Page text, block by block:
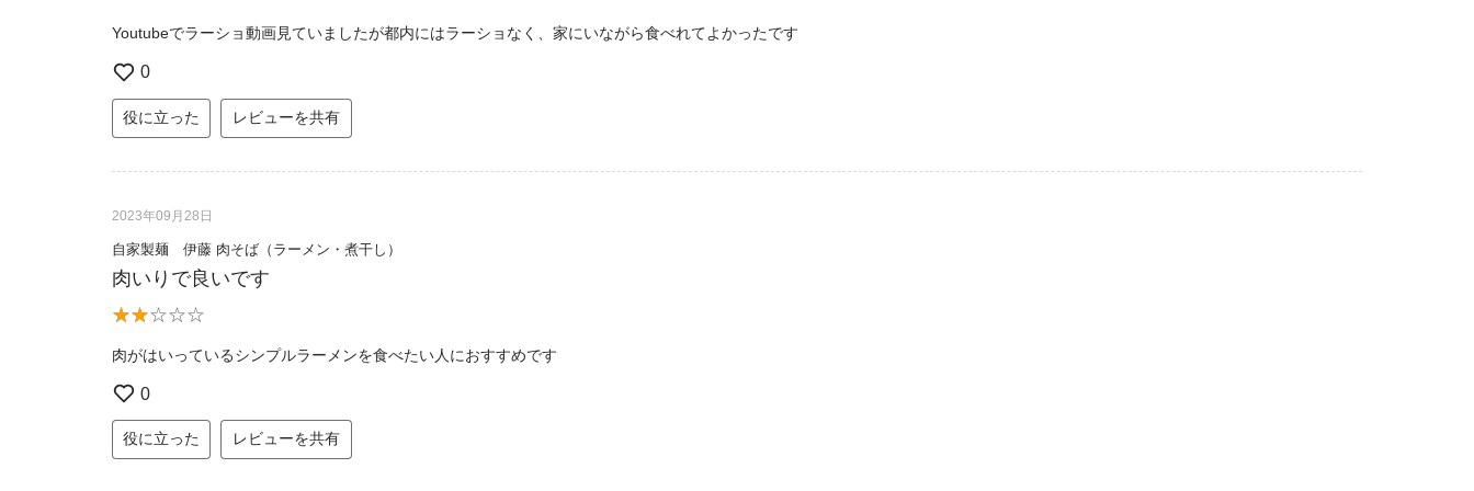
Youtubeでラーショ動画見ていましたが都内にはラーショなく、家にいながら食べれてよかったです
0
役に立った レビューを共有
2023年09月28日
自家製麺 伊藤 肉そば（ラーメン・煮干し）
肉いりで良いです
肉がはいっているシンプルラーメンを食べたい人におすすめです
0
役に立った レビューを共有